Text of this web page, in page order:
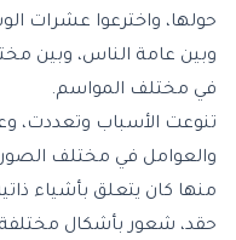
حولها، واخترعوا عشرات
وبين عامة الناس، وبين
في مختلف المواسم.
تنوعت الأسباب وتعددت،
والعوامل في مختلف
منها كان يتعلق بأشياء
حقد، شعور بأشكال مختلفة